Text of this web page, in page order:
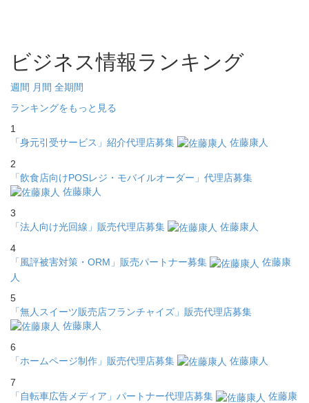
ビジネス情報ランキング
週間 月間 全期間
ランキングをもっと見る
1
「身元引受サービス」紹介代理店募集
佐藤康人
2
「飲食店向けPOSレジ・モバイルオーダー」代理店募集
佐藤康人
3
「法人向け光回線」販売代理店募集
佐藤康人
4
「風評被害対策・ORM」販売パートナー募集
佐藤康
人
5
「無人スイーツ販売店フランチャイズ」販売代理店募集
佐藤康人
6
「ホームページ制作」販売代理店募集
佐藤康人
7
「自転車広告メディア」パートナー代理店募集
佐藤康